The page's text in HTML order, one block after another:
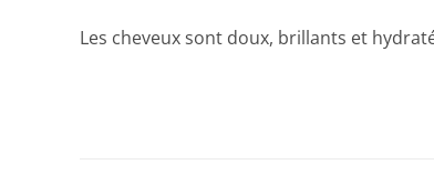
Les cheveux sont doux, brillants et